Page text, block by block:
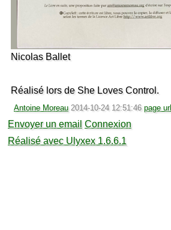
Nicolas Ballet
Réalisé lors de She Loves Control.
Antoine Moreau 2014-10-24 12:51:46 page url
Envoyer un email Connexion
Réalisé avec Ulyxex 1.6.6.1